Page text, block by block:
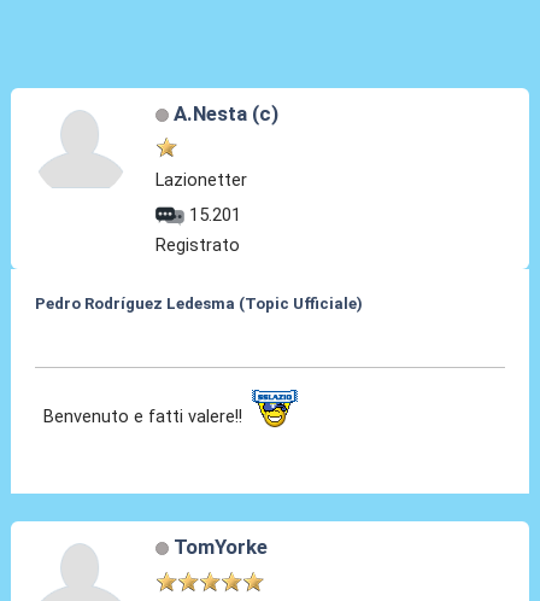
A.Nesta (c)
Lazionetter
15.201
Registrato
Pedro Rodríguez Ledesma (Topic Ufficiale)
Benvenuto e fatti valere!!
TomYorke